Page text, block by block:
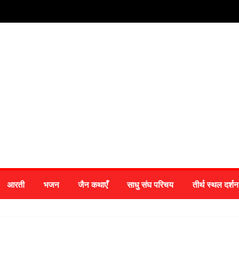
आरती भजन जैन कथाएँ साधु संघ परिचय तीर्थ स्थल दर्शन